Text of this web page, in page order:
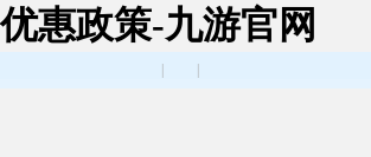
优惠政策-九游官网